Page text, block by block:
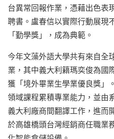
台異常回報作業，憑藉出色表
聘書。盧春信以實際行動展現
「勤學獎」，成為典範。
今年文藻外語大學共有來自全
業，其中義大利籍瑪奕俊為國
獲「境外畢業生學業優良獎」
領域課程累積專業能力，並由
義大利廠商間翻譯工作，進而
於高雄橋頭台灣經銷商任職業